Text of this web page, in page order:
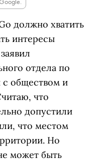
должно хватить
интересы
отдела по
обществом и
что
допустили
что местом
Но
может быть